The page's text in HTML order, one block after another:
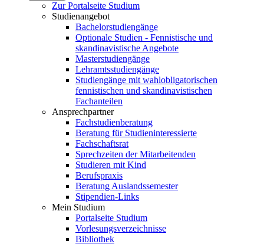
Zur Portalseite Studium
Studienangebot
Bachelorstudiengänge
Optionale Studien - Fennistische und
skandinavistische Angebote
Masterstudiengänge
Lehramtsstudiengänge
Studiengänge mit wahlobligatorischen
fennistischen und skandinavistischen
Fachanteilen
Ansprechpartner
Fachstudienberatung
Beratung für Studieninteressierte
Fachschaftsrat
Sprechzeiten der Mitarbeitenden
Studieren mit Kind
Berufspraxis
Beratung Auslandssemester
Stipendien-Links
Mein Studium
Portalseite Studium
Vorlesungsverzeichnisse
Bibliothek